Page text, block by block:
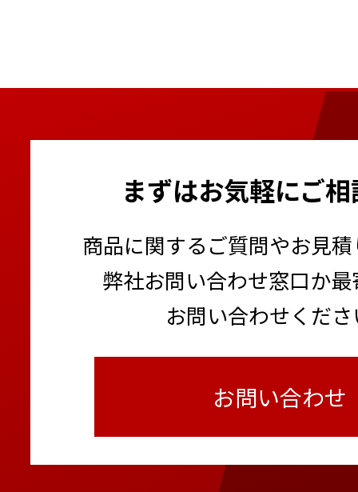
ーザー®）
太陽光パネル搭載マイク
スカイジャスター（吊荷
自動玉外し装置
環境表示計 きんりんくん2
静音発電機
ミニクレーン（オールバ
防音サイレンサー パネル
トラック支柱 あおり用
コンクリート養生温度計
はさまれん棒
杭ナビ
PLCユニット+複合気象
超短焦点プロジェクター
普通騒音計
カニクレーン ナックルブ
まずはお気軽にご
商品に関するご質問やお見
弊社お問い合わせ窓口か
お問い合わせくだ
お問い合わせ